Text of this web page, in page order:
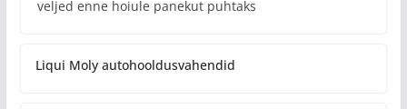
veljed enne hoiule panekut puhtaks
Liqui Moly autohooldusvahendid